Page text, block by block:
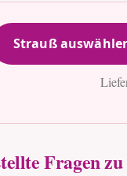
Strauß
Fragen